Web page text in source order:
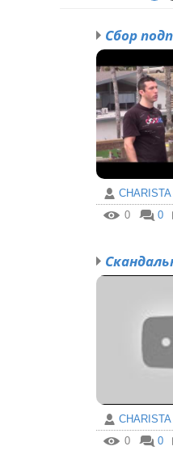
CHARISTA
0
0
CHARISTA
0
0